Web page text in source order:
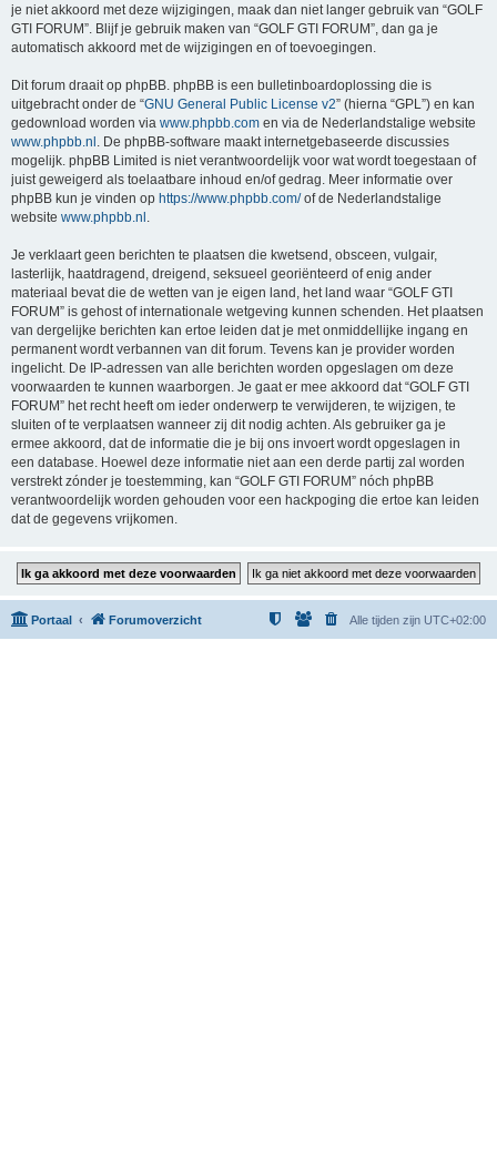
je niet akkoord met deze wijzigingen, maak dan niet langer gebruik van “GOLF
GTI FORUM”. Blijf je gebruik maken van “GOLF GTI FORUM”, dan ga je
automatisch akkoord met de wijzigingen en of toevoegingen.
Dit forum draait op phpBB. phpBB is een bulletinboardoplossing die is
uitgebracht onder de “GNU General Public License v2” (hierna “GPL”) en kan
gedownload worden via www.phpbb.com en via de Nederlandstalige website
www.phpbb.nl . De phpBB-software maakt internetgebaseerde discussies
mogelijk. phpBB Limited is niet verantwoordelijk voor wat wordt toegestaan of
juist geweigerd als toelaatbare inhoud en/of gedrag. Meer informatie over
phpBB kun je vinden op https://www.phpbb.com/of de Nederlandstalige
website www.phpbb.nl .
Je verklaart geen berichten te plaatsen die kwetsend, obsceen, vulgair,
lasterlijk, haatdragend, dreigend, seksueel georiënteerd of enig ander
materiaal bevat die de wetten van je eigen land, het land waar “GOLF GTI
FORUM” is gehost of internationale wetgeving kunnen schenden. Het plaatsen
van dergelijke berichten kan ertoe leiden dat je met onmiddellijke ingang en
permanent wordt verbannen van dit forum. Tevens kan je provider worden
ingelicht. De IP-adressen van alle berichten worden opgeslagen om deze
voorwaarden te kunnen waarborgen. Je gaat er mee akkoord dat “GOLF GTI
FORUM” het recht heeft om ieder onderwerp te verwijderen, te wijzigen, te
sluiten of te verplaatsen wanneer zij dit nodig achten. Als gebruiker ga je
ermee akkoord, dat de informatie die je bij ons invoert wordt opgeslagen in
een database. Hoewel deze informatie niet aan een derde partij zal worden
verstrekt zónder je toestemming, kan “GOLF GTI FORUM” nóch phpBB
verantwoordelijk worden gehouden voor een hackpoging die ertoe kan leiden
dat de gegevens vrijkomen.
Portaal Forumoverzicht Alle tijden zijn UTC+02:00